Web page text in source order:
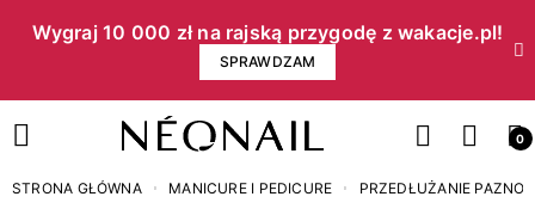
Wygraj 10 000 zł na rajską przygodę z wakacje.pl!​
SPRAWDZAM
0
STRONA GŁÓWNA MANICURE I PEDICURE PRZEDŁUŻANIE